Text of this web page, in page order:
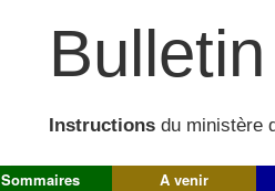
Instructions du ministère
Sommaires A venir